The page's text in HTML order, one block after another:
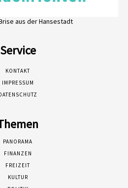
aus der Hansestadt
Service
KONTAKT
IMPRESSUM
PANORAMA
FINANZEN
FREIZEIT
KULTUR